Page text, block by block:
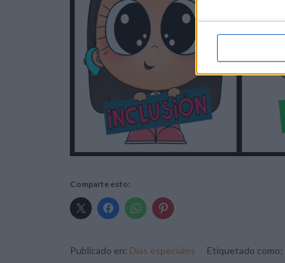
Comparte esto:
Publicado en: Días especiales Etiquetado como: